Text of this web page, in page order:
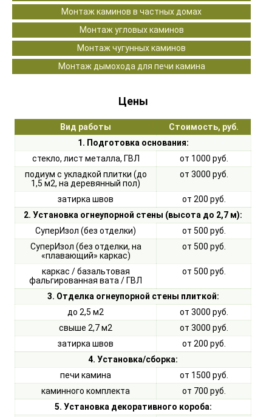
Монтаж каминов в частных домах
Монтаж угловых каминов
Монтаж чугунных каминов
Монтаж дымохода для печи камина
Цены
Вид работы
Стоимость, руб.
1. Подготовка основания:
стекло, лист металла, ГВЛ
от 1000 руб.
подиум с укладкой плитки (до
1,5 м2, на деревянный пол)
от 3000 руб.
затирка швов
от 200 руб.
2. Установка огнеупорной стены (высота до 2,7 м):
СуперИзол (без отделки)
от 500 руб.
СуперИзол (без отделки, на
«плавающий» каркас)
от 500 руб.
каркас / базальтовая
фальгированная вата / ГВЛ
от 500 руб.
3. Отделка огнеупорной стены плиткой:
до 2,5 м2
от 3000 руб.
свыше 2,7 м2
от 3000 руб.
затирка швов
от 200 руб.
4. Установка/сборка:
печи камина
от 1500 руб.
каминного комплекта
от 700 руб.
5. Установка декоративного короба: